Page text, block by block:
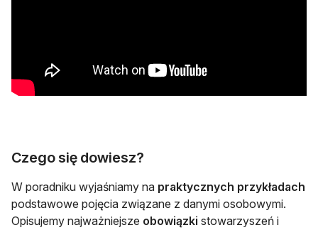
Czego się dowiesz?
W poradniku wyjaśniamy na praktycznych przykładach
podstawowe pojęcia związane z danymi osobowymi.
Opisujemy najważniejsze obowiązki stowarzyszeń i